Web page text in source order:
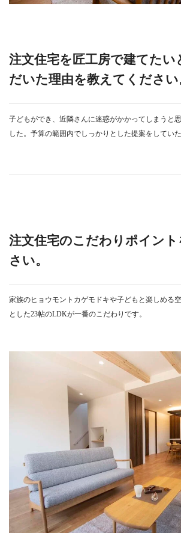
注文住宅を匠工房で建てたい
だいた理由を教えてください
子どもができ、近隣さんに迷惑がかかってしまうと
した。予算の範囲内でしっかりとした提案をしてい
注文住宅のこだわりポイン
さい。
家族のヒョウモントカゲモドキや子どもと楽しめる
とした23帖のLDKが一番のこだわりです。